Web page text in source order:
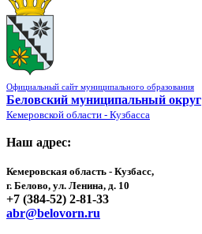
Официальный сайт муниципального образования
Беловский муниципальный округ
Кемеровской области - Кузбасса
Наш адрес:
Кемеровская область - Кузбасс,
г. Белово, ул. Ленина, д. 10
+7 (384-52) 2-81-33
abr@belovorn.ru